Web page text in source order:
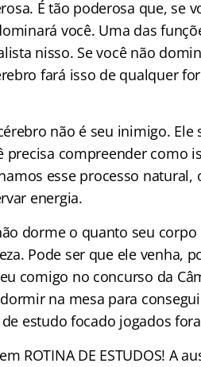
É tão poderosa que, se
você. Uma das
nisso. Se você não
fará isso de qualquer
não é seu inimigo. Ele
precisa compreender como
esse processo natural,
energia.
dorme o quanto seu corpo
Pode ser que ele venha,
comigo no concurso da
na mesa para
estudo focado jogados
ROTINA DE ESTUDOS! A